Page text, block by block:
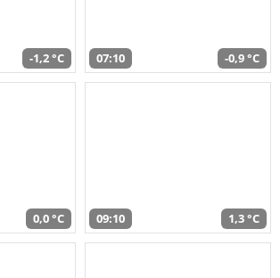
-1,2 °C 07:10 -0,9 °C
0,0 °C 09:10 1,3 °C